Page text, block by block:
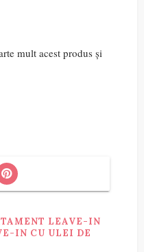
mult acest produs și
LEAVE-IN
IN CU ULEI DE